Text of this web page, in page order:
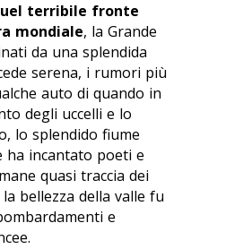
terribile fronte
mondiale, la Grande
da una splendida
serena, i rumori più
auto di quando in
degli uccelli e lo
lo splendido fiume
ha incantato poeti e
quasi traccia dei
bellezza della valle fu
e